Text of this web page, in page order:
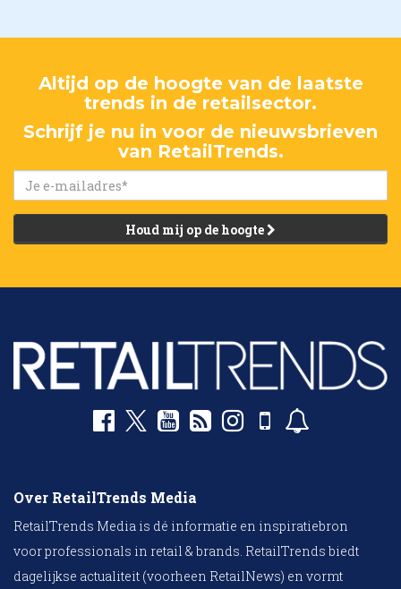
Altijd op de hoogte van de laatste
trends in de retailsector.
Schrijf je nu in voor de nieuwsbrieven
van RetailTrends.
Houd mij op de hoogte
Over RetailTrends Media
RetailTrends Media is dé informatie en inspiratiebron
voor professionals in retail & brands. RetailTrends biedt
dagelijkse actualiteit (voorheen RetailNews) en vormt